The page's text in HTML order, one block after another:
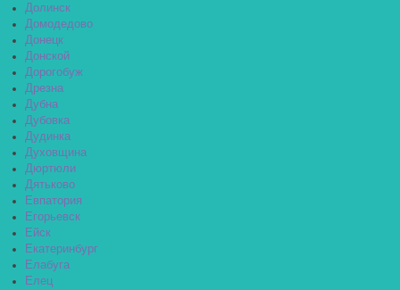
Долинск
Домодедово
Донецк
Донской
Дорогобуж
Дрезна
Дубна
Дубовка
Дудинка
Духовщина
Дюртюли
Дятьково
Евпатория
Егорьевск
Ейск
Екатеринбург
Елабуга
Елец